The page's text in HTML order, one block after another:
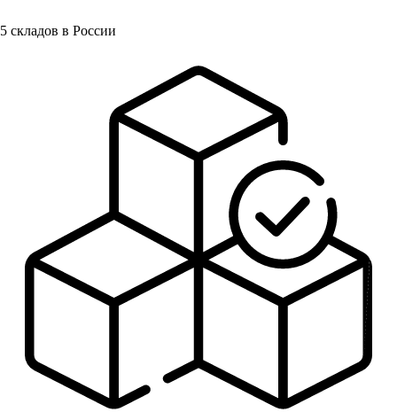
5 складов в России